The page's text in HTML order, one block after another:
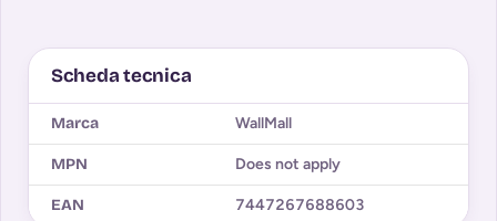
Scheda tecnica
Marca WallMall
MPN Does not apply
EAN 7447267688603